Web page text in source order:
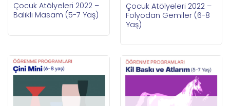
Çocuk Atölyeleri 2022 –
Balıklı Masam (5-7 Yaş)
Çocuk Atölyeleri 2022 –
Folyodan Gemiler (6-8
Yaş)